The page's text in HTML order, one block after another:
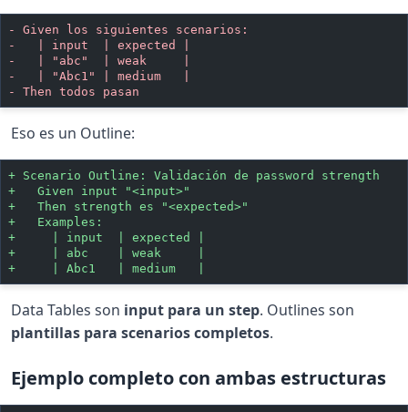
-
Given los siguientes scenarios:
-
   | input  | expected |
-
   | "abc"  | weak     |
-
   | "Abc1" | medium   |
-
Then todos pasan
Eso es un Outline:
+ Scenario Outline: Validación de password strength
+
   Given input "<input>"
+
   Then strength es "<expected>"
+
   Examples:
+
     | input  | expected |
+
     | abc    | weak     |
+
     | Abc1   | medium   |
Data Tables son input para un step. Outlines son
plantillas para scenarios completos.
Ejemplo completo con ambas estructuras